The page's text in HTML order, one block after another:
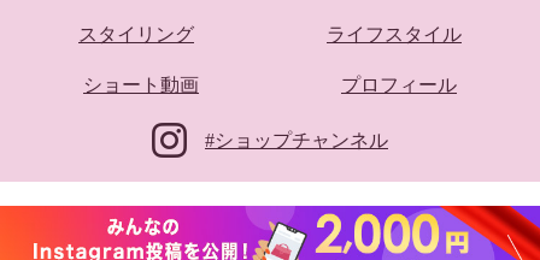
２４．５ｃｍ
スタイリング ライフスタイル
ショート動画 プロフィール
#ショップチャンネル